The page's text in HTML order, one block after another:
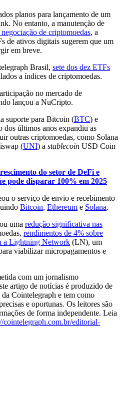
planos para lançamento de um
No entanto, a manutenção de
de criptomoedas, a
de ativos digitais sugerem que um
em breve.
Brasil, sete dos dez ETFs
a índices de criptomoedas.
no mercado de
lançou a NuCripto.
suporte para Bitcoin (BTC) e
dos últimos anos expandiu as
outras criptomoedas, como Solana
(UNI) a stablecoin USD Coin
do setor de DeFi e
pode disparar 100% em 2025
o serviço de envio e recebimento
Bitcoin, Ethereum e Solana.
uma redução significativa nas
rendimentos de 4% sobre
a Lightning Network (LN), um
viabilizar micropagamentos e
com um jornalismo
artigo de notícias é produzido de
Cointelegraph e tem como
e oportunas. Os leitores são
de forma independente. Leia
cointelegraph.com.br/editorial-